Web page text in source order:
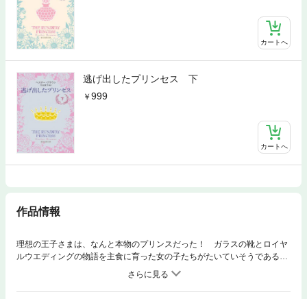
カートへ
逃げ出したプリンセス 下
999
カートへ
作品情報
理想の王子さまは、なんと本物のプリンスだった！ ガラスの靴とロイヤ
ルウエディングの物語を主食に育った女の子たちがたいていそうであるよ
うに、わたしもかつて、プリンセスは生まれながらにプリンセスなのであ
って、あとからなるものではないと思っていた。そう、あの日まで
は……。わたし、エイミー・ワイルドはロンドンで庭師をしている。植物